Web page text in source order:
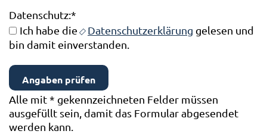
Datenschutz:*
Ich habe die
Datenschutzerklärung gelesen und
bin damit einverstanden.
Alle mit* gekennzeichneten Felder müssen
ausgefüllt sein, damit das Formular abgesendet
werden kann.